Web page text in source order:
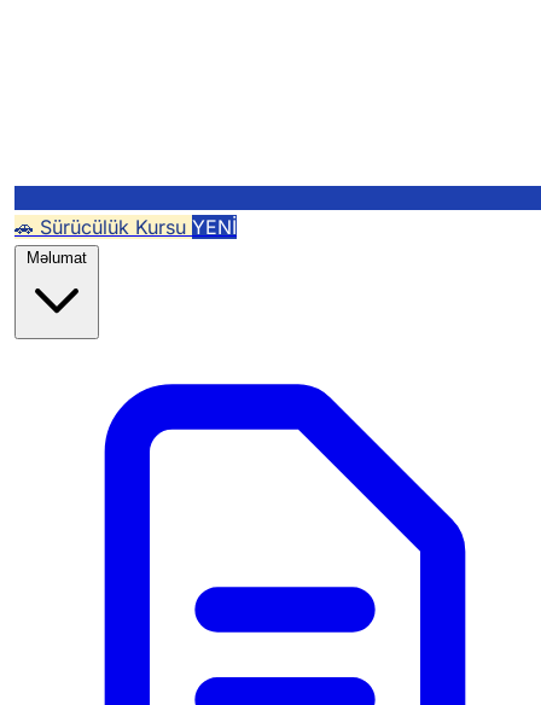
🚗 Sürücülük Kursu YENİ
Məlumat